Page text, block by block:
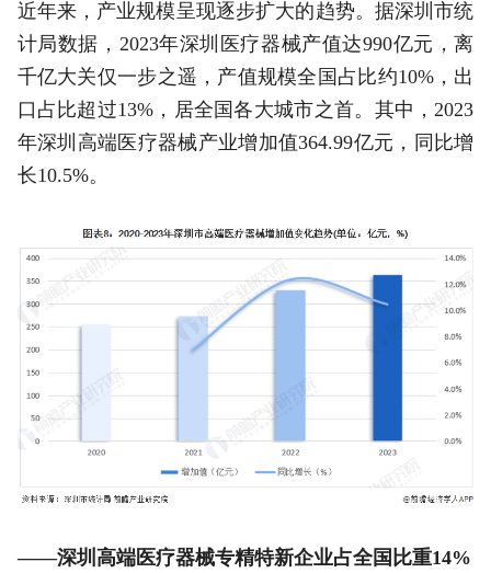
近年来，产业规模呈现逐步扩大的趋势。据深圳市统
计局数据，2023年深圳医疗器械产值达990亿元，离
千亿大关仅一步之遥，产值规模全国占比约10%，出
口占比超过13%，居全国各大城市之首。其中，2023
年深圳高端医疗器械产业增加值364.99亿元，同比增
长10.5%。
——深圳高端医疗器械专精特新企业占全国比重14%